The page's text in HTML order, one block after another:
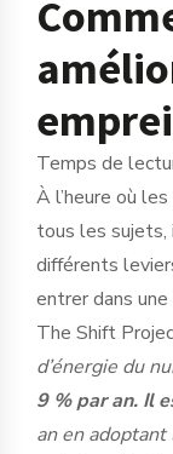
Temps de
À l’heure où
tous les
différents
entrer dans
The Shift
d’énergie du
9 % par an. Il
an en